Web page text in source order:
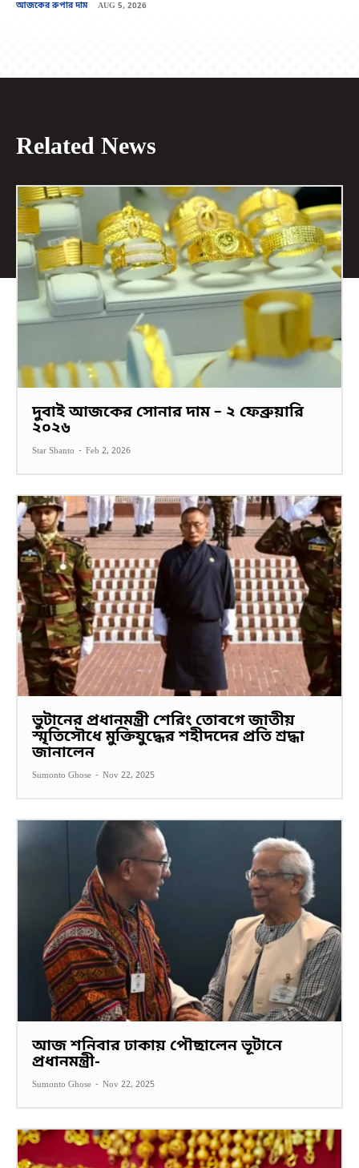
আজকের রুপার দাম AUG 5, 2026
Related News
দুবাই আজকের সোনার দাম – ২ ফেব্রুয়ারি
২০২৬
Star Shanto - Feb 2, 2026
ভুটানের প্রধানমন্ত্রী শেরিং তোবগে জাতীয়
স্মৃতিসৌধে মুক্তিযুদ্ধের শহীদদের প্রতি শ্রদ্ধা
জানালেন
Sumonto Ghose - Nov 22, 2025
আজ শনিবার ঢাকায় পৌছালেন ভূটানে
প্রধানমন্ত্রী-
Sumonto Ghose - Nov 22, 2025